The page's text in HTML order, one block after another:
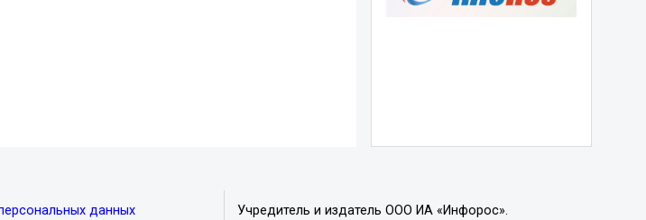
данных
Учредитель и издатель ООО ИА «Инфорос».